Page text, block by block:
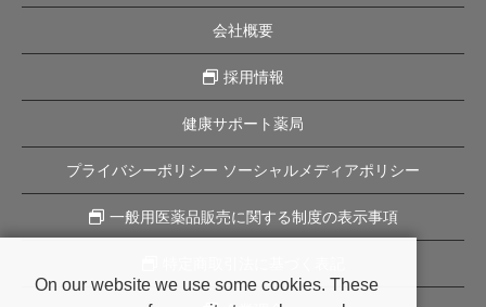
会社概要
採用情報
健康サポート薬局
プライバシーポリシー ソーシャルメディアポリシー
一般用医薬品販売に関する制度の表示事項
On our website we use some cookies. These